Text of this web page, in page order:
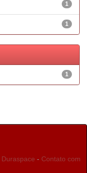
1
1
1
Duraspace - Contato com